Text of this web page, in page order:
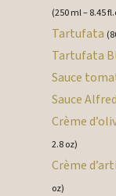
(250 ml – 8.45
Tartufata
Tartufata
Sauce
Sauce
Crème
2.8 oz)
Crème
oz)